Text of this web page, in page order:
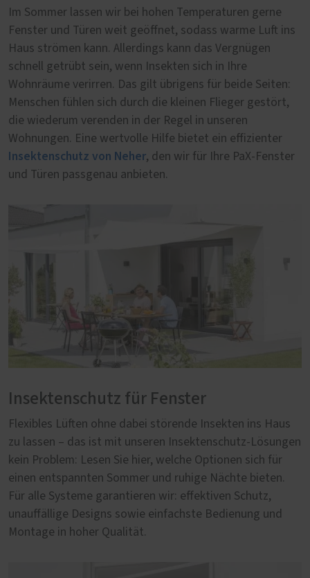
Im Sommer lassen wir bei hohen Temperaturen gerne
Fenster und Türen weit geöffnet, sodass warme Luft ins
Haus strömen kann. Allerdings kann das Vergnügen
schnell getrübt sein, wenn Insekten sich in Ihre
Wohnräume verirren. Das gilt übrigens für beide Seiten:
Menschen fühlen sich durch die kleinen Flieger gestört,
die wiederum verenden in der Regel in unseren
Wohnungen. Eine wertvolle Hilfe bietet ein effizienter
Insektenschutz von Neher, den wir für Ihre PaX-Fenster
und Türen passgenau anbieten.
Insektenschutz für Fenster
Flexibles Lüften ohne dabei störende Insekten ins Haus
zu lassen – das ist mit unseren Insektenschutz-Lösungen
kein Problem: Lesen Sie hier, welche Optionen sich für
einen entspannten Sommer und ruhige Nächte bieten.
Für alle Systeme garantieren wir: effektiven Schutz,
unauffällige Designs sowie einfachste Bedienung und
Montage in hoher Qualität.